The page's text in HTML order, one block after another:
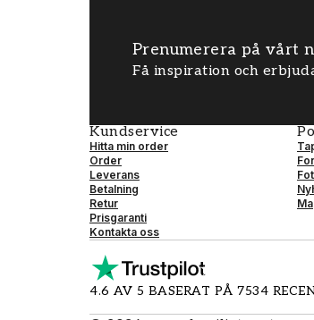
Prenumerera på vårt
Få inspiration och
Kundservice
Hitta min order
Order
Leverans
Betalning
Retur
Prisgaranti
Kontakta oss
4.6 AV 5 BASERAT PÅ 7534